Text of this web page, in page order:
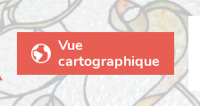
Vue
cartographique